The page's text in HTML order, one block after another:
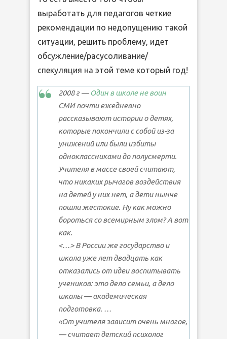
выработать для педагогов четкие
рекомендации по недопущению такой
ситуации, решить проблему, идет
обсужление/расусоливание/
спекуляция на этой теме который год!
2008 г — Один в школе не воин
СМИ почти ежедневно
рассказывают истории о детях,
которые покончили с собой из-за
унижений или были избиты
одноклассниками до полусмерти.
Учителя в массе своей считают,
что никаких рычагов воздействия
на детей у них нет, а дети нынче
пошли жестокие. Ну как можно
бороться со всемирным злом? А вот
как.
<…> В России же государство и
школа уже лет двадцать как
отказались от идеи воспитывать
учеников: это дело семьи, а дело
школы — академическая
подготовка. …
«От учителя зависит очень многое,
— считает детский психолог